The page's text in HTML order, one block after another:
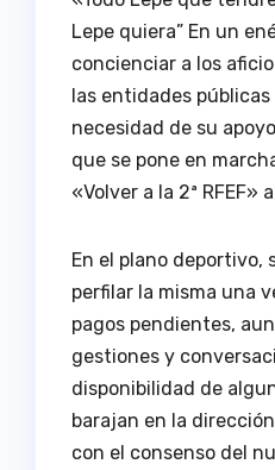
Lepe quiera” En un
concienciar a los
las entidades
necesidad de su
que se pone en
«Volver a la 2ª RFEF»
En el plano deportivo,
perfilar la misma una
pagos pendientes,
gestiones y
disponibilidad de
barajan en la
con el consenso del